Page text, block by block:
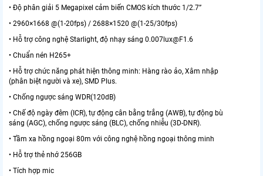
• Độ phân giải 5 Megapixel cảm biến CMOS kích thước 1/2.7”
• 2960×1668 @(1-20fps) / 2688×1520 @(1-25/30fps)
• Hỗ trợ công nghệ Starlight, độ nhạy sáng 0.007lux@F1.6
• Chuẩn nén H265+
• Hỗ trợ chức năng phát hiện thông minh: Hàng rào ảo, Xâm nhập
(phân biệt người và xe), SMD Plus.
• Chống ngược sáng WDR(120dB)
• Chế độ ngày đêm (ICR), tự động cân bằng trắng (AWB), tự động bù
sáng (AGC), chống ngược sáng (BLC), chống nhiễu (3D-DNR).
• Tầm xa hồng ngoại 80m với công nghệ hồng ngoại thông minh
• Hỗ trợ thẻ nhớ 256GB
• Tích hợp mic